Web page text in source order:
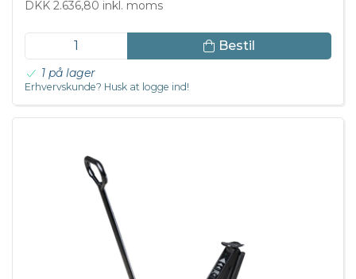
DKK 2.636,80 inkl. moms
Bestil
1 på lager
Erhvervskunde? Husk at logge ind!